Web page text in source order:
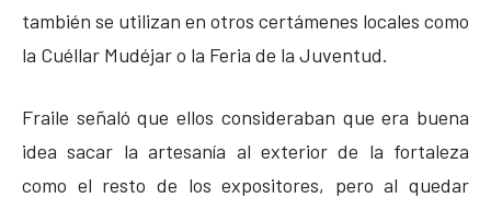
también se utilizan en otros certámenes locales como
la Cuéllar Mudéjar o la Feria de la Juventud.
Fraile señaló que ellos consideraban que era buena
idea sacar la artesanía al exterior de la fortaleza
como el resto de los expositores, pero al quedar